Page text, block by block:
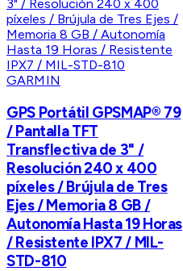
GARMIN
GPS Portátil GPSMAP® 79
/ Pantalla TFT
Transflectiva de 3" /
Resolución 240 x 400
píxeles / Brújula de Tres
Ejes / Memoria 8 GB /
Autonomía Hasta 19 Horas
/ Resistente IPX7 / MIL-
STD-810